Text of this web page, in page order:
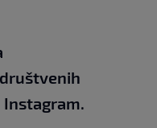
Instagram.